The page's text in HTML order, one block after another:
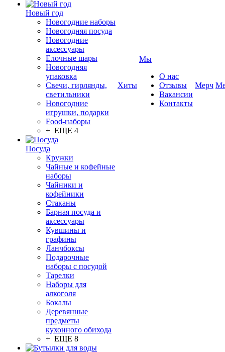
Новый год
Новогодние наборы
Новогодняя посуда
Новогодние
аксессуары
Елочные шары
Новогодняя
упаковка
Свечи, гирлянды,
светильники
Новогодние
игрушки, подарки
Food-наборы
+ ЕЩЕ 4
Посуда
Кружки
Чайные и кофейные
наборы
Чайники и
кофейники
Стаканы
Барная посуда и
аксессуары
Кувшины и
графины
Ланчбоксы
Подарочные
наборы с посудой
Тарелки
Наборы для
алкоголя
Бокалы
Деревянные
предметы
кухонного обихода
+ ЕЩЕ 8
Хиты
Мы
О нас
Отзывы
Вакансии
Контакты
Мерч